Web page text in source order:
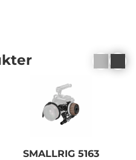
SMALLRIG 5163